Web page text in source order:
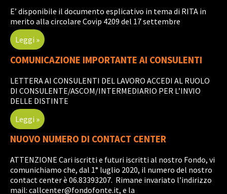
E’ disponibile il documento esplicativo in tema di RITA in
merito alla circolare Covip 4209 del 17 settembre
Leggi »
COMUNICAZIONE IMPORTANTE AI CONSULENTI
LETTERA AI CONSULENTI DEL LAVORO ACCEDI AL RUOLO
DI CONSULENTE/ASCOM/INTERMEDIARIO PER L’INVIO
DELLE DISTINTE
Leggi »
NUOVO NUMERO DI CONTACT CENTER
ATTENZIONE Cari iscritti e futuri iscritti al nostro Fondo, vi
comunichiamo che, dal 1° luglio 2020, il numero del nostro
contact center è 06.83393207. Rimane invariato l’indirizzo
mail: callcenter@fondofonte.it, e la